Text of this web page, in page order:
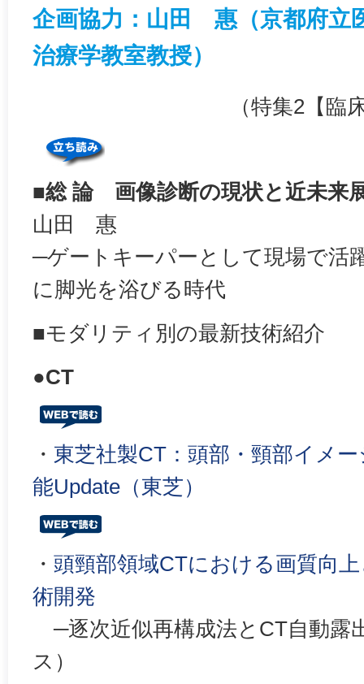
企画協力：山田 惠（京都府立
治療学教室教授）
（特集2【臨
■総 論 画像診断の現状と近未来
山田 惠
─ゲートキーパーとして現場で活
に脚光を浴びる時代
■モダリティ別の最新技術紹介
●CT
・ 東芝社製CT：頭部・頸部イメ
能Update（東芝）
・ 頭頸部領域CTにおける画質向
術開発
─逐次近似再構成法とCT自動露
ス）